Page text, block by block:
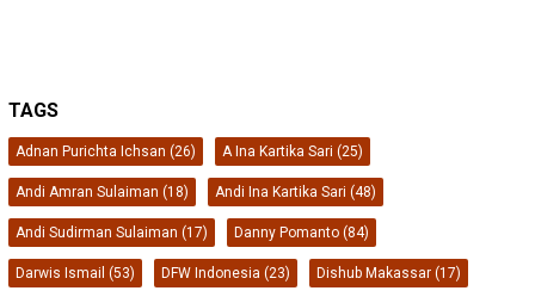
TAGS
Adnan Purichta Ichsan (26) A Ina Kartika Sari (25)
Andi Amran Sulaiman (18) Andi Ina Kartika Sari (48)
Andi Sudirman Sulaiman (17) Danny Pomanto (84)
Darwis Ismail (53) DFW Indonesia (23) Dishub Makassar (17)